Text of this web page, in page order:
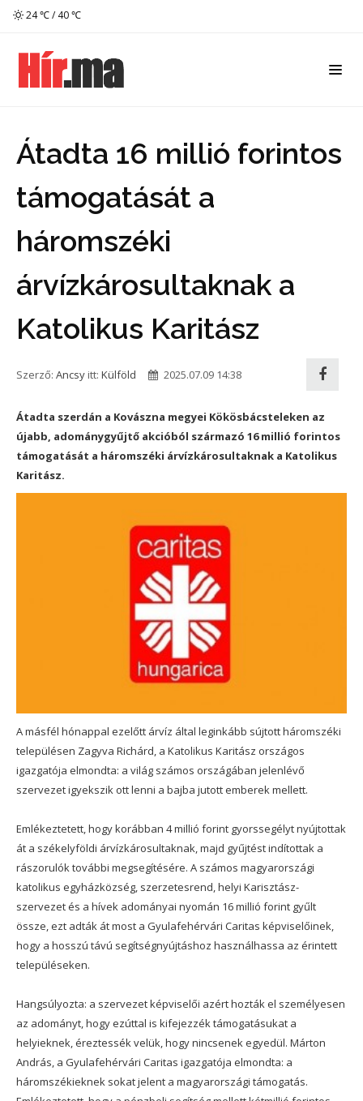
24 ℃ / 40 ℃
Átadta 16 millió forintos
támogatását a
háromszéki
árvízkárosultaknak a
Katolikus Karitász
Szerző: Ancsy itt: Külföld 2025.07.09 14:38
Átadta szerdán a Kovászna megyei Kökösbácsteleken az
újabb, adománygyűjtő akcióból származó 16 millió forintos
támogatását a háromszéki árvízkárosultaknak a Katolikus
Karitász.
A másfél hónappal ezelőtt árvíz által leginkább sújtott háromszéki
településen Zagyva Richárd, a Katolikus Karitász országos
igazgatója elmondta: a világ számos országában jelenlévő
szervezet igyekszik ott lenni a bajba jutott emberek mellett.
Emlékeztetett, hogy korábban 4 millió forint gyorssegélyt nyújtottak
át a székelyföldi árvízkárosultaknak, majd gyűjtést indítottak a
rászorulók további megsegítésére. A számos magyarországi
katolikus egyházközség, szerzetesrend, helyi Karisztász-
szervezet és a hívek adományai nyomán 16 millió forint gyűlt
össze, ezt adták át most a Gyulafehérvári Caritas képviselőinek,
hogy a hosszú távú segítségnyújtáshoz használhassa az érintett
településeken.
Hangsúlyozta: a szervezet képviselői azért hozták el személyesen
az adományt, hogy ezúttal is kifejezzék támogatásukat a
helyieknek, éreztessék velük, hogy nincsenek egyedül. Márton
András, a Gyulafehérvári Caritas igazgatója elmondta: a
háromszékieknek sokat jelent a magyarországi támogatás.